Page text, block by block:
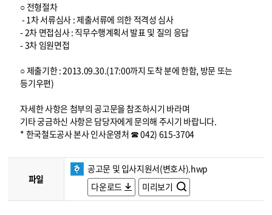
○ 전형절차
- 1차 서류심사 : 제출서류에 의한 적격성 심사
- 2차 면접심사 : 직무수행계획서 발표 및 질의 응답
- 3차 임원면접
○ 제출기한 : 2013.09.30.(17:00까지 도착 분에 한함, 방문 또는
등기우편)
자세한 사항은 첨부의 공고문을 참조하시기 바라며
기타 궁금하신 사항은 담당자에게 문의해 주시기 바랍니다.
* 한국철도공사 본사 인사운영처 ☎ 042) 615-3704
파일
공고문 및 입사지원서(변호사).hwp
다운로드
미리보기